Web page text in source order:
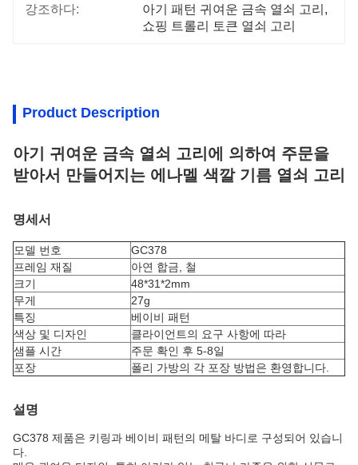
강조하다:
아기 패턴 귀여운 금속 열쇠 고리 ,
쇼핑 트롤리 토큰 열쇠 고리
Product Description
아기 귀여운 금속 열쇠 고리에 의하여 주문을
받아서 만들어지는 에나멜 색깔 기름 열쇠 고리
명세서
모델 번호
GC378
프레임 재질
아연 합금, 철
크기
48*31*2mm
무게
27g
특징
베이비 패턴
색상 및 디자인
클라이언트의 요구 사항에 따라
샘플 시간
주문 확인 후 5-8일
포장
폴리 가방의 각 포장 방법은 환영합니다.
설명
GC378 제품은 키링과 베이비 패턴의 메탈 바디로 구성되어 있습니
다.